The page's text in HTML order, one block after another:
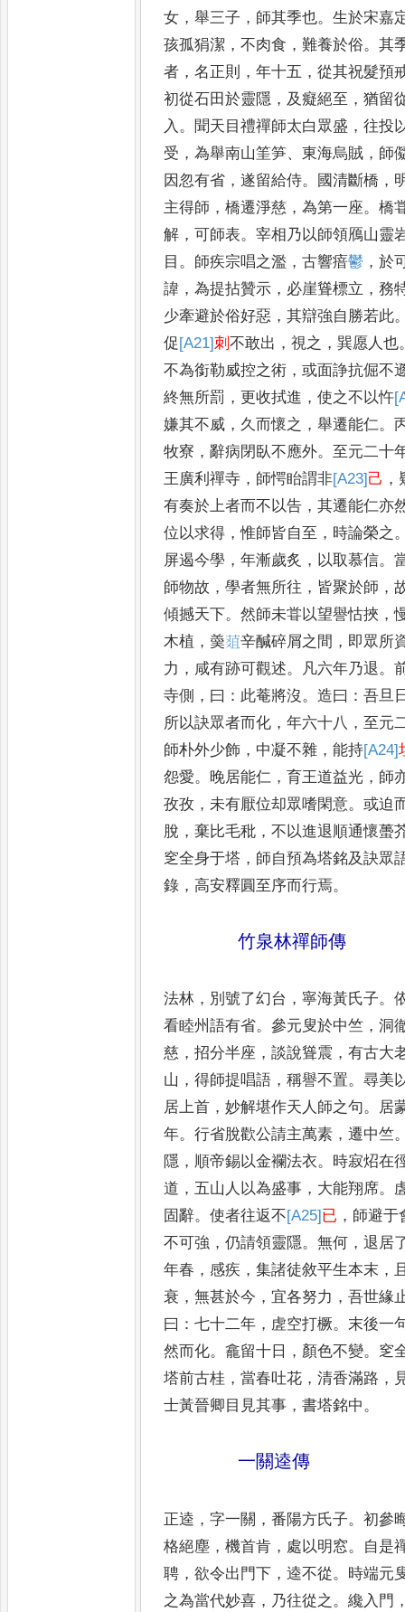
女 ，舉三子 ， 師其季也。生於宋嘉
孩孤狷潔 ，不肉食 ，難養於俗。其
者 ，名正則 ，年十五 ，從其祝髮預
初從石田於靈隱 ， 及癡絕至 ，猶留
入 。 聞天目禮禪師太白眾盛 ，往投
受 ，為舉南山筀笋、東海烏賊 ， 師
因忽有省 ，遂留給侍。 國清斷橋 ，
主得師 ，橋遷淨慈 ，為第一座。橋
解 ，可師表。宰相乃以師領鴈山靈
目 。 師疾宗唱之濫 ，古響瘖鬱 ，於
諱 ，為提拈贊示 ， 必崖聳標立 ，務
少牽避於俗好惡 ，其辯強自勝若此
促[A21]刺不敢出 ，視之 ，巽愿人也
不為銜勒威控之術 ，或面諍抗倔不
終無所罰 ，更收拭進 ，使之不以忤
嫌其不威 ， 久而懷之 ，舉遷能仁。
牧寮 ，辭病閉臥不應外。至元二十
王廣利禪寺 ， 師愕眙謂非[A23]己 ，
有奏於上者而不以告 ，其遷能仁亦
位以求得 ，惟師皆自至 ， 時論榮之
屏遏今學 ，年漸歲炙 ， 以取慕信。
師物故 ，學者無所往 ， 皆聚於師 ，
傾撼天下。然師未甞以望譽怙挾 ，
木植 ，羮𦵔辛醎碎屑之間 ， 即眾所
力 ， 咸有跡可觀述。 凡六年乃退。
寺側 ， 曰 ： 此菴將沒。造曰 ：吾旦
所以訣眾者而化 ，年六十八 ，至元
師朴外少飾 ， 中凝不雜 ，能持[A24]
怨愛。 晚居能仁 ，育王道益光 ， 師
孜孜 ，未有厭位却眾嗜閑意。或迫
脫 ，棄比毛秕 ，不以進退順通懷蠆
窆全身于塔 ， 師自預為塔銘及訣眾
錄 ，高安釋圓至序而行焉。
竹泉林禪師傳
法林 ， 別號了幻台 ，寧海黃氏子。
看睦州語有省。參元叟於中竺 ，洞
慈 ，招分半座 ，談說聳震 ，有古大
山 ，得師提唱語 ，稱譽不置。尋美
居上首 ，妙解堪作天人師之句。
居
年。行省脫歡公請主萬素 ，遷中竺
隱 ， 順帝錫以金襴法衣。 時寂炤在
道 ，五山人 以為盛事 ， 大能翔席。
固辭。使者往返不[A25] 已 ， 師避于
不可強 ，仍請領靈隱。無何 ，退居
年春 ， 感疾 ，集諸徒敘平生本末 ，
衰 ，無甚於今 ， 宜各努力 ，吾世緣
曰 ：七十二年 ， 虗空打橛。末後一
然而化。龕留十日 ， 顏色不變。 窆
塔前古桂 ，當春吐花 ，清香滿路 ，
士黃晉卿目見其事 ，書塔銘中。
一關逵傳
正逵 ，字一關 ，番陽方氏子。初參
格絕塵 ，機首肯 ， 處以明窓。
自是
聘 ，欲令出 門下 ，逵不從。 時端元
之為當代妙喜 ， 乃往從之 。纔入門